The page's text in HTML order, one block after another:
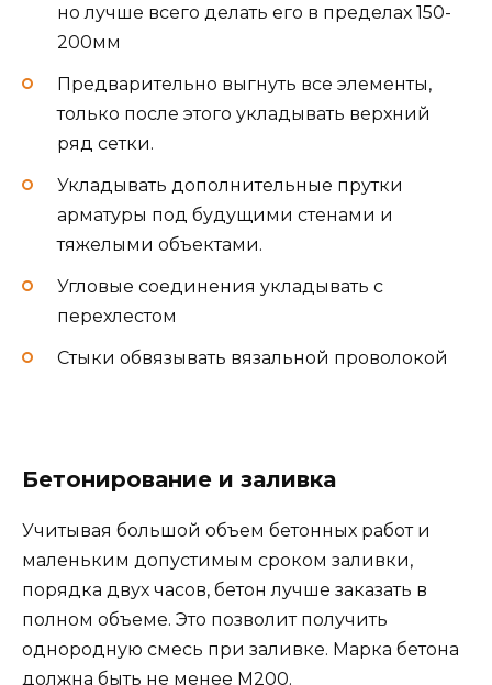
но лучше всего делать его в пределах 150-
200мм
Предварительно выгнуть все элементы,
только после этого укладывать верхний
ряд сетки.
Укладывать дополнительные прутки
арматуры под будущими стенами и
тяжелыми объектами.
Угловые соединения укладывать с
перехлестом
Стыки обвязывать вязальной проволокой
Бетонирование и заливка
Учитывая большой объем бетонных работ и
маленьким допустимым сроком заливки,
порядка двух часов, бетон лучше заказать в
полном объеме. Это позволит получить
однородную смесь при заливке. Марка бетона
должна быть не менее М200.